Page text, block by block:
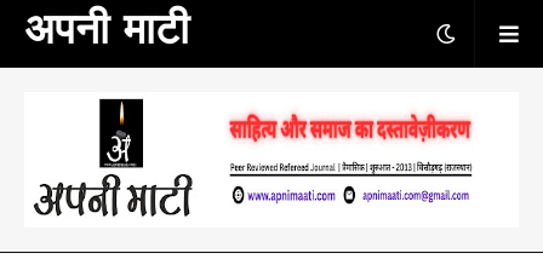
अपनी माटी